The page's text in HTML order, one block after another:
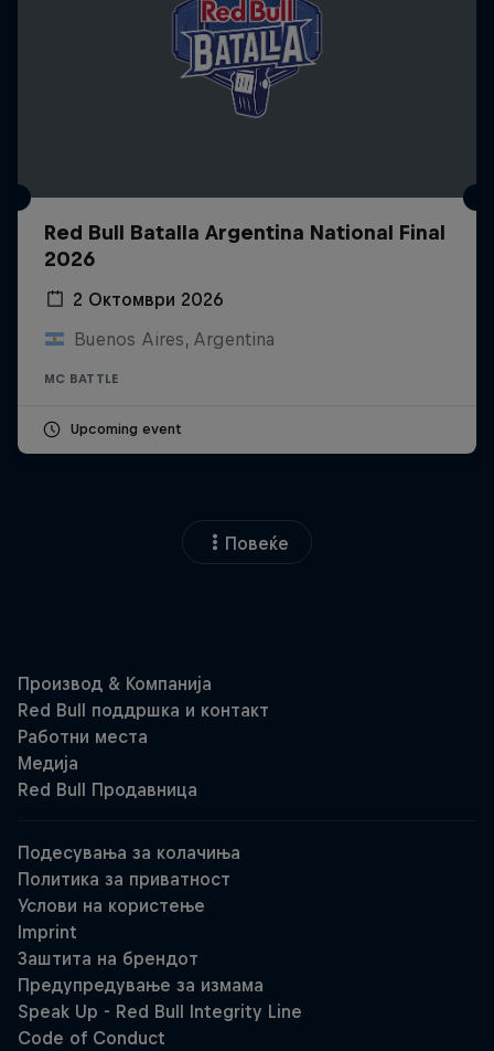
Red Bull Batalla Argentina National Final
2026
2 Октомври 2026
Buenos Aires, Argentina
MC BATTLE
Upcoming event
Повеќе